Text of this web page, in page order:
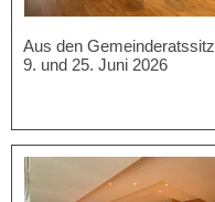
Aus den
9. und 25. Juni 2026